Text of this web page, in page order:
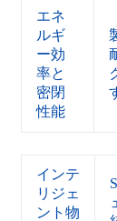
エネ
ルギ
ー効
率と
密閉
性能
インテ
リジェ
ント物